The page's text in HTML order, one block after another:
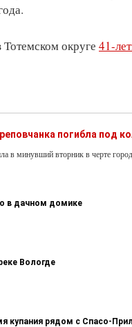
округе 41-
погибла под
в минувший вторник в черте
в дачном домике
Вологде
купания рядом с Спасо-